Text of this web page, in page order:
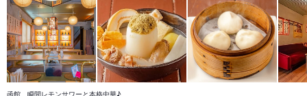
函館 瞬間レモンサワーと本格中華♪